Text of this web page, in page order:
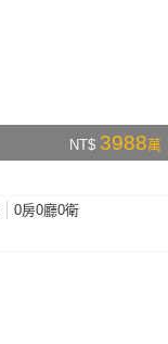
NT$ 3988萬
0房0廳0衛